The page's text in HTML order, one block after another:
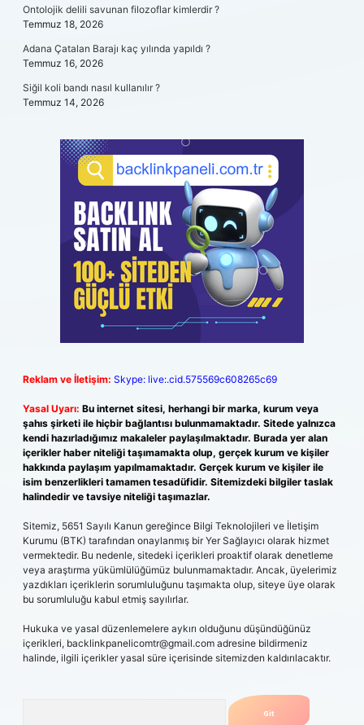
Ontolojik delili savunan filozoflar kimlerdir ?
Temmuz 18, 2026
Adana Çatalan Barajı kaç yılında yapıldı ?
Temmuz 16, 2026
Siğil koli bandı nasıl kullanılır ?
Temmuz 14, 2026
Reklam ve İletişim: Skype: live:.cid.575569c608265c69
Yasal Uyarı: Bu internet sitesi, herhangi bir marka, kurum veya
şahıs şirketi ile hiçbir bağlantısı bulunmamaktadır. Sitede yalnızca
kendi hazırladığımız makaleler paylaşılmaktadır. Burada yer alan
içerikler haber niteliği taşımamakta olup, gerçek kurum ve kişiler
hakkında paylaşım yapılmamaktadır. Gerçek kurum ve kişiler ile
isim benzerlikleri tamamen tesadüfidir. Sitemizdeki bilgiler taslak
halindedir ve tavsiye niteliği taşımazlar.
Sitemiz, 5651 Sayılı Kanun gereğince Bilgi Teknolojileri ve İletişim
Kurumu (BTK) tarafından onaylanmış bir Yer Sağlayıcı olarak hizmet
vermektedir. Bu nedenle, sitedeki içerikleri proaktif olarak denetleme
veya araştırma yükümlülüğümüz bulunmamaktadır. Ancak, üyelerimiz
yazdıkları içeriklerin sorumluluğunu taşımakta olup, siteye üye olarak
bu sorumluluğu kabul etmiş sayılırlar.
Hukuka ve yasal düzenlemelere aykırı olduğunu düşündüğünüz
içerikleri, backlinkpanelicomtr@gmail.com adresine bildirmeniz
halinde, ilgili içerikler yasal süre içerisinde sitemizden kaldırılacaktır.